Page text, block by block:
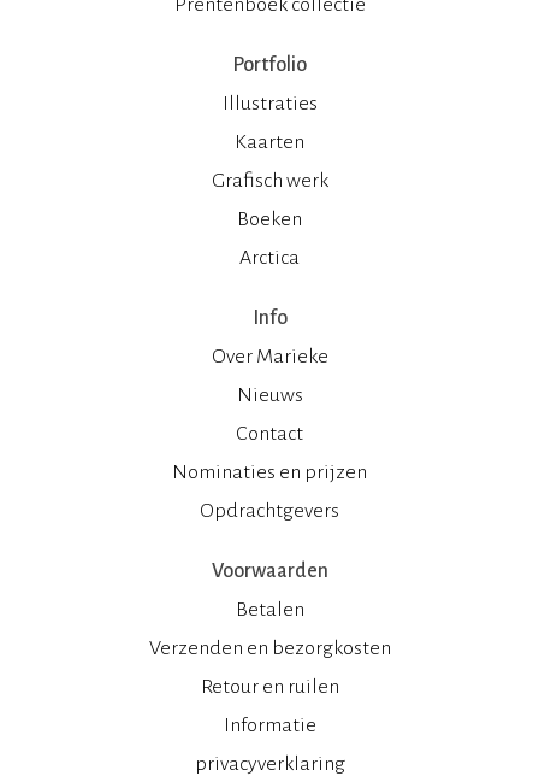
Prentenboek collectie
Portfolio
Illustraties
Kaarten
Grafisch werk
Boeken
Arctica
Info
Over Marieke
Nieuws
Contact
Nominaties en prijzen
Opdrachtgevers
Voorwaarden
Betalen
Verzenden en bezorgkosten
Retour en ruilen
Informatie
privacyverklaring